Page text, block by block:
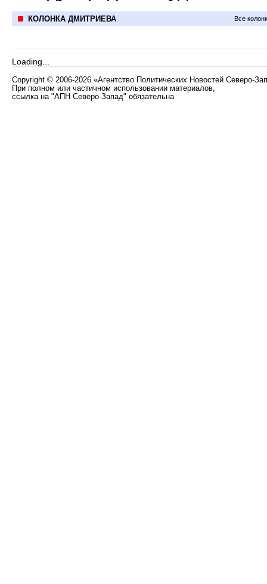
КОЛОНКА ДМИТРИЕВА Все
Loading...
Copyright © 2006-2026 «Агентство Политических Новостей Северо-
При полном или частичном использовании материалов,
ссылка на "АПН Северо-Запад" обязательна